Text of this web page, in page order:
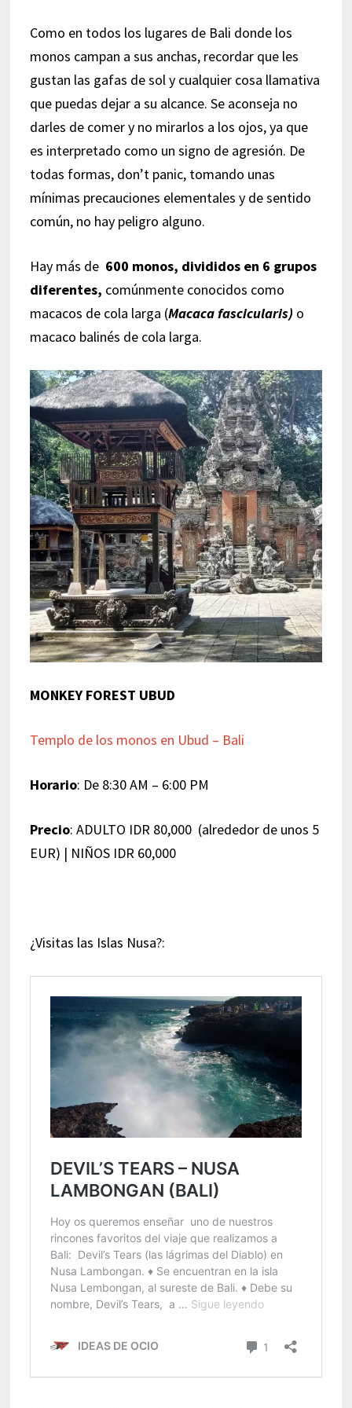
Como en todos los lugares de Bali donde los
monos campan a sus anchas, recordar que les
gustan las gafas de sol y cualquier cosa llamativa
que puedas dejar a su alcance. Se aconseja no
darles de comer y no mirarlos a los ojos, ya que
es interpretado como un signo de agresión. De
todas formas, don’t panic, tomando unas
mínimas precauciones elementales y de sentido
común, no hay peligro alguno.
Hay más de 600 monos, divididos en 6 grupos
diferentes, comúnmente conocidos como
macacos de cola larga (Macaca fascicularis) o
macaco balinés de cola larga.
MONKEY FOREST UBUD
Templo de los monos en Ubud – Bali
Horario: De 8:30 AM – 6:00 PM
Precio: ADULTO IDR 80,000 (alrededor de unos 5
EUR) | NIÑOS IDR 60,000
¿Visitas las Islas Nusa?: